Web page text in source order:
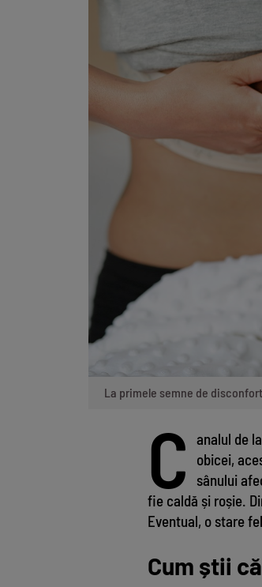
La primele semne de
C
analul de
obicei,
sânului
fie caldă și roșie.
Eventual, o stare
Cum știi